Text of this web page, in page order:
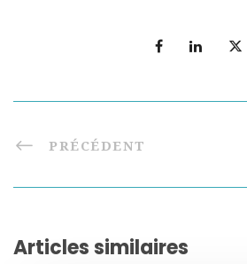
PRÉCÉDENT
Articles similaires